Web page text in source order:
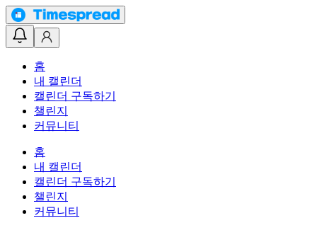
홈
내 캘린더
캘린더 구독하기
챌린지
커뮤니티
홈
내 캘린더
캘린더 구독하기
챌린지
커뮤니티